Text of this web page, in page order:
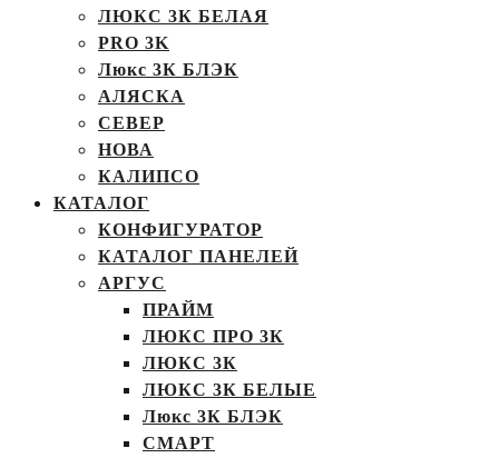
ЛЮКС 3К БЕЛАЯ
PRO 3K
Люкс 3К БЛЭК
АЛЯСКА
СЕВЕР
НОВА
КАЛИПСО
КАТАЛОГ
КОНФИГУРАТОР
КАТАЛОГ ПАНЕЛЕЙ
АРГУС
ПРАЙМ
ЛЮКС ПРО 3К
ЛЮКС 3К
ЛЮКС 3К БЕЛЫЕ
Люкс 3К БЛЭК
СМАРТ